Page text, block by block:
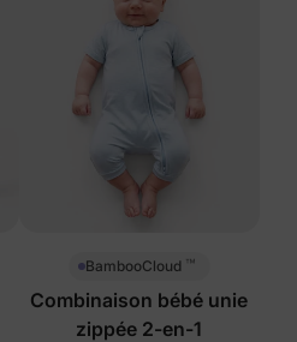
BambooCloud ™
Combinaison bébé unie
zippée 2-en-1